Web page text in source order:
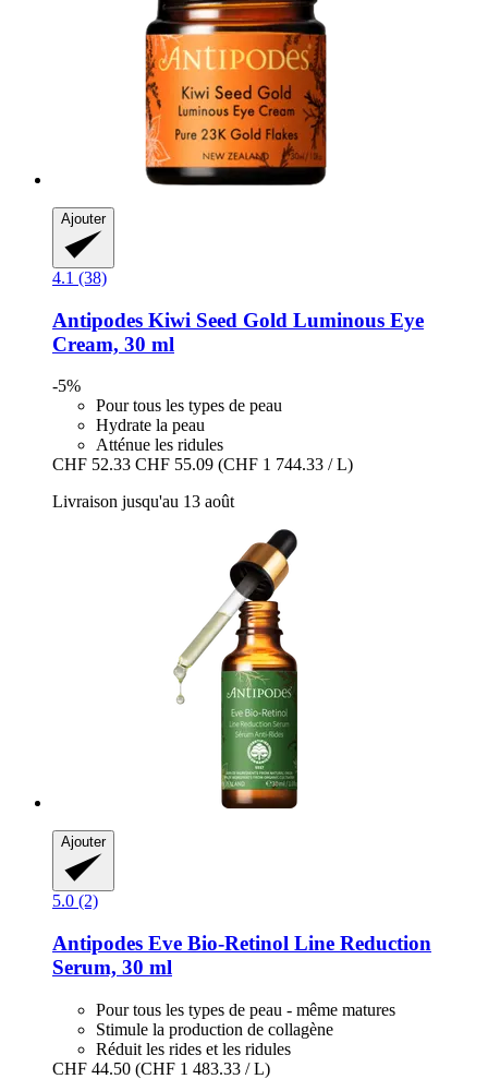
Ajouter
4.1 (38)
Antipodes Kiwi Seed Gold Luminous Eye
Cream, 30 ml
-5%
Pour tous les types de peau
Hydrate la peau
Atténue les ridules
CHF 52.33 CHF 55.09 (CHF 1 744.33 / L)
Livraison jusqu'au 13 août
Ajouter
5.0 (2)
Antipodes Eve Bio-​Retinol Line Reduction
Serum, 30 ml
Pour tous les types de peau - même matures
Stimule la production de collagène
Réduit les rides et les ridules
CHF 44.50 (CHF 1 483.33 / L)